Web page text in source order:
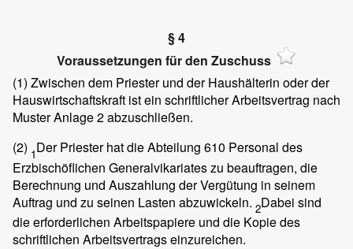
§ 4
Voraussetzungen für den Zuschuss
(1) Zwischen dem Priester und der Haushälterin oder der
Hauswirtschaftskraft ist ein schriftlicher Arbeitsvertrag nach
Muster Anlage 2 abzuschließen.
(2) 1Der Priester hat die Abteilung 610 Personal des
Erzbischöflichen Generalvikariates zu beauftragen, die
Berechnung und Auszahlung der Vergütung in seinem
Auftrag und zu seinen Lasten abzuwickeln. 2Dabei sind
die erforderlichen Arbeitspapiere und die Kopie des
schriftlichen Arbeitsvertrags einzureichen.